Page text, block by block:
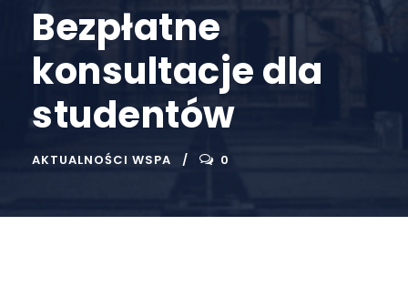
Bezpłatne
konsultacje dla
studentów
AKTUALNOŚCI WSPA 0